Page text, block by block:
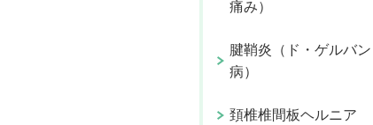
痛み）
腱鞘炎（ド・ゲルバン
病）
頚椎椎間板ヘルニア